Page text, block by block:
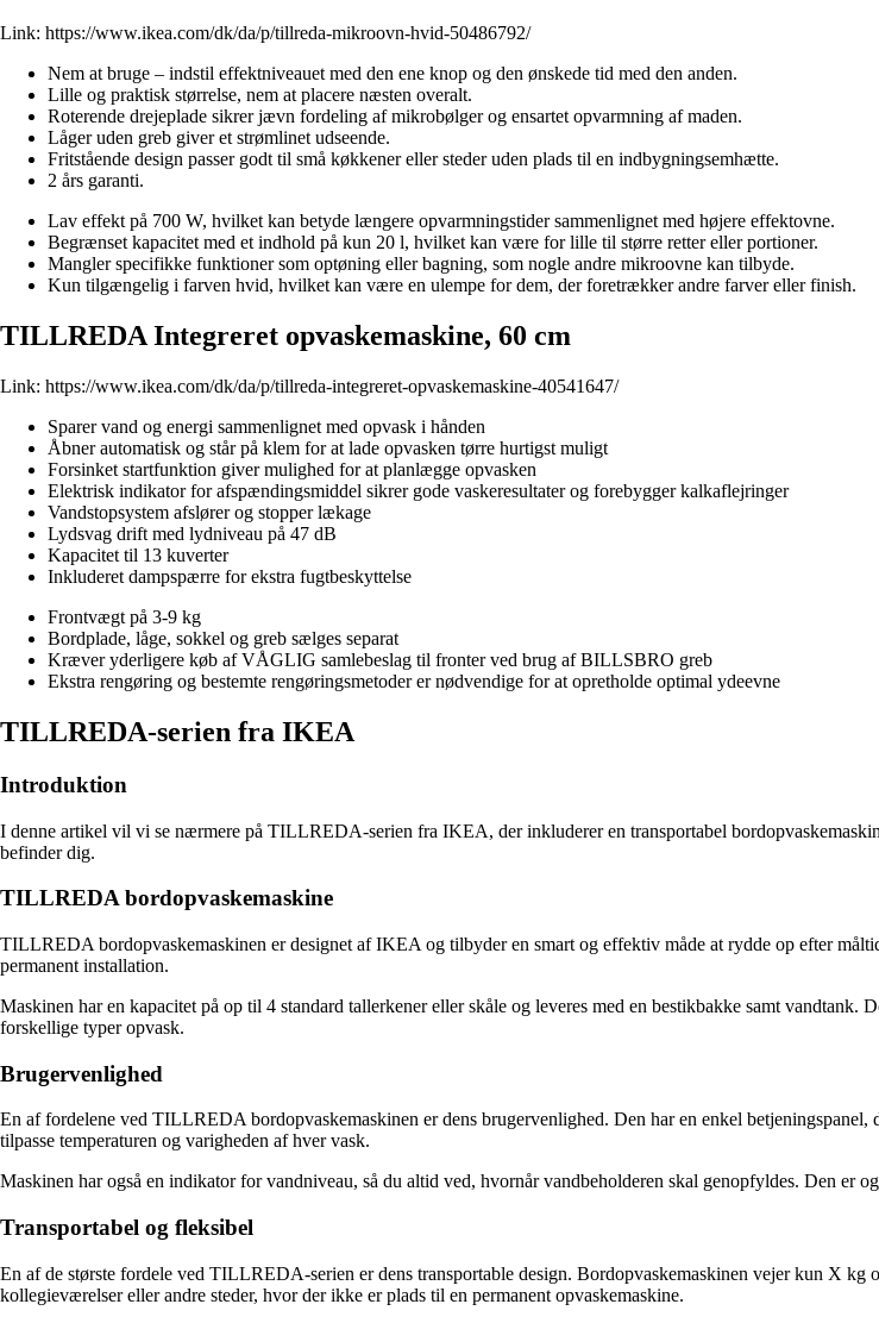
Link: https://www.ikea.com/dk/da/p/tillreda-mikroovn-hvid-50486792/
Nem at bruge – indstil effektniveauet med den ene knop og den ønskede tid med den anden.
Lille og praktisk størrelse, nem at placere næsten overalt.
Roterende drejeplade sikrer jævn fordeling af mikrobølger og ensartet opvarmning af maden.
Låger uden greb giver et strømlinet udseende.
Fritstående design passer godt til små køkkener eller steder uden plads til en indbygningsemhætte.
2 års garanti.
Lav effekt på 700 W, hvilket kan betyde længere opvarmningstider sammenlignet med højere effektovne.
Begrænset kapacitet med et indhold på kun 20 l, hvilket kan være for lille til større retter eller portioner.
Mangler specifikke funktioner som optøning eller bagning, som nogle andre mikroovne kan tilbyde.
Kun tilgængelig i farven hvid, hvilket kan være en ulempe for dem, der foretrækker andre farver eller finish.
TILLREDA Integreret opvaskemaskine, 60 cm
Link: https://www.ikea.com/dk/da/p/tillreda-integreret-opvaskemaskine-40541647/
Sparer vand og energi sammenlignet med opvask i hånden
Åbner automatisk og står på klem for at lade opvasken tørre hurtigst muligt
Forsinket startfunktion giver mulighed for at planlægge opvasken
Elektrisk indikator for afspændingsmiddel sikrer gode vaskeresultater og forebygger kalkaflejringer
Vandstopsystem afslører og stopper lækage
Lydsvag drift med lydniveau på 47 dB
Kapacitet til 13 kuverter
Inkluderet dampspærre for ekstra fugtbeskyttelse
Frontvægt på 3-9 kg
Bordplade, låge, sokkel og greb sælges separat
Kræver yderligere køb af VÅGLIG samlebeslag til fronter ved brug af BILLSBRO greb
Ekstra rengøring og bestemte rengøringsmetoder er nødvendige for at opretholde optimal ydeevne
TILLREDA-serien fra IKEA
Introduktion
I denne artikel vil vi se nærmere på TILLREDA-serien fra IKEA, der inkluderer en transportabel
befinder dig.
TILLREDA bordopvaskemaskine
TILLREDA bordopvaskemaskinen er designet af IKEA og tilbyder en smart og effektiv måde at rydde op efter
permanent installation.
Maskinen har en kapacitet på op til 4 standard tallerkener eller skåle og leveres med en bestikbakke samt
forskellige typer opvask.
Brugervenlighed
En af fordelene ved TILLREDA bordopvaskemaskinen er dens brugervenlighed. Den har en enkel
tilpasse temperaturen og varigheden af hver vask.
Maskinen har også en indikator for vandniveau, så du altid ved, hvornår vandbeholderen skal genopfyldes. Den er
Transportabel og fleksibel
En af de største fordele ved TILLREDA-serien er dens transportable design. Bordopvaskemaskinen vejer kun X
kollegieværelser eller andre steder, hvor der ikke er plads til en permanent opvaskemaskine.